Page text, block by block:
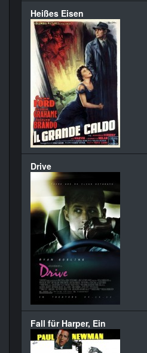
Heißes Eisen
Drive
Fall für Harper, Ein